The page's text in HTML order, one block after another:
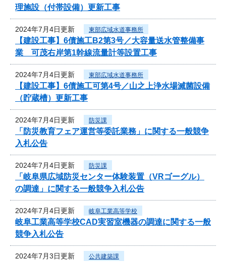
理施設（付帯設備）更新工事
2024年7月4日更新 東部広域水道事務所
【建設工事】6債施工B2第3号／大容量送水管整備事
業 可茂右岸第1幹線流量計等設置工事
2024年7月4日更新 東部広域水道事務所
【建設工事】6債施工可第4号／山之上浄水場滅菌設備
（貯蔵槽）更新工事
2024年7月4日更新 防災課
「防災教育フェア運営等委託業務」に関する一般競争
入札公告
2024年7月4日更新 防災課
「岐阜県広域防災センター体験装置（VRゴーグル）
の調達」に関する一般競争入札公告
2024年7月4日更新 岐阜工業高等学校
岐阜工業高等学校CAD実習室機器の調達に関する一般
競争入札公告
2024年7月3日更新 公共建築課